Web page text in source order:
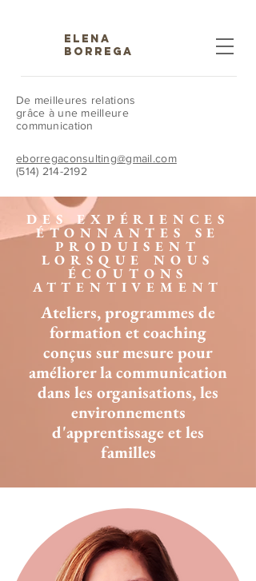
eborregaconsulting@gmail.com
(514) 214-2192
ELENA
BORREGA
De meilleures relations
grâce à une meilleure
communication
DES EXPÉRIENCES
ÉTONNANTES SE
PRODUISENT
LORSQUE NOUS
ÉCOUTONS
ATTENTIVEMENT
Ateliers, programmes de
formation et coaching
conçus sur mesure pour
améliorer la communication
dans les organisations, les
environnements
d'apprentissage et les
familles